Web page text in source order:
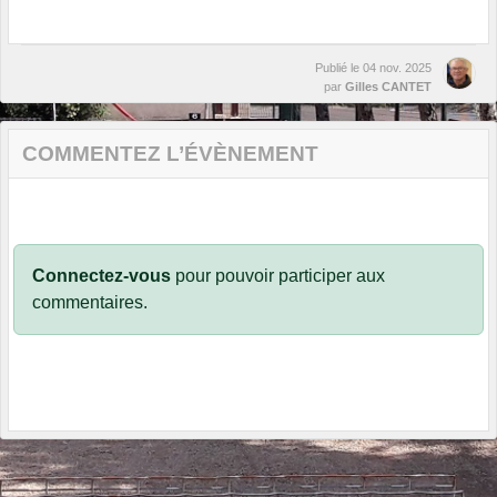
Publié le 04 nov. 2025
par Gilles CANTET
COMMENTEZ L’ÉVÈNEMENT
Connectez-vous pour pouvoir participer aux
commentaires.